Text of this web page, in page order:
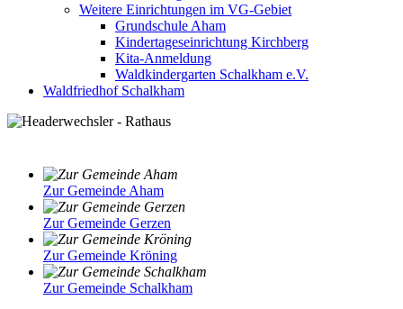
Weitere Einrichtungen im VG-Gebiet
Grundschule Aham
Kindertageseinrichtung Kirchberg
Kita-Anmeldung
Waldkindergarten Schalkham e.V.
Waldfriedhof Schalkham
Zur Gemeinde Aham
Zur Gemeinde Gerzen
Zur Gemeinde Kröning
Zur Gemeinde Schalkham